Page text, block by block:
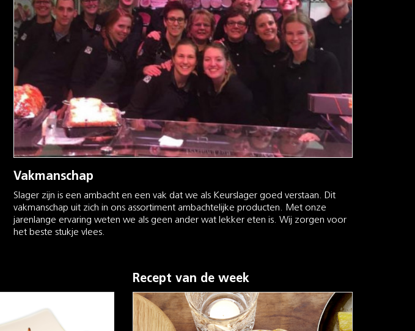
Vakmanschap
Slager zijn is een ambacht en een vak dat we als Keurslager goed verstaan. Dit
vakmanschap uit zich in ons assortiment ambachtelijke producten. Met onze
jarenlange ervaring weten we als geen ander wat lekker eten is. Wij zorgen voor
het beste stukje vlees.
Recept van de week